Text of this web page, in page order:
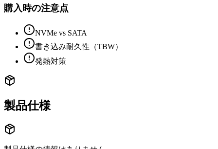
購入時の注意点
NVMe vs SATA
書き込み耐久性（TBW）
発熱対策
製品仕様